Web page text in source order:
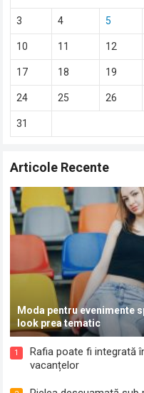
3 4 5
10 11 12
17 18 19
24 25 26
31
Articole Recente
Moda pentru evenimente
look prea tematic
1
Rafia poate fi integrată
vacanțelor